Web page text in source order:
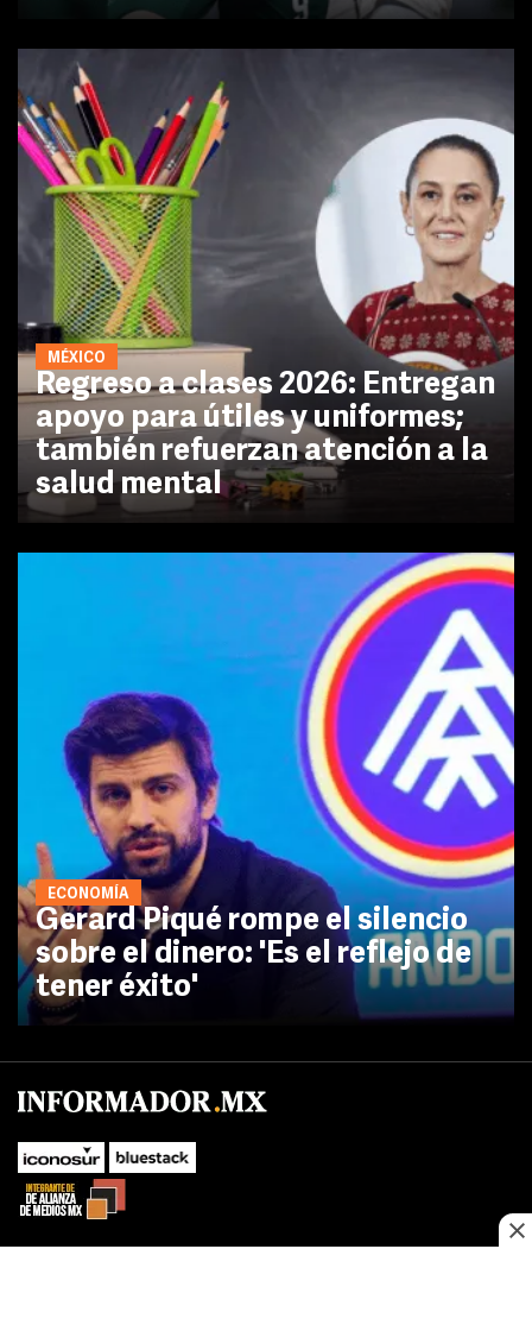
MÉXICO
Regreso a clases 2026: Entregan
apoyo para útiles y uniformes;
también refuerzan atención a la
salud mental
ECONOMÍA
Gerard Piqué rompe el silencio
sobre el dinero: 'Es el reflejo de
tener éxito'